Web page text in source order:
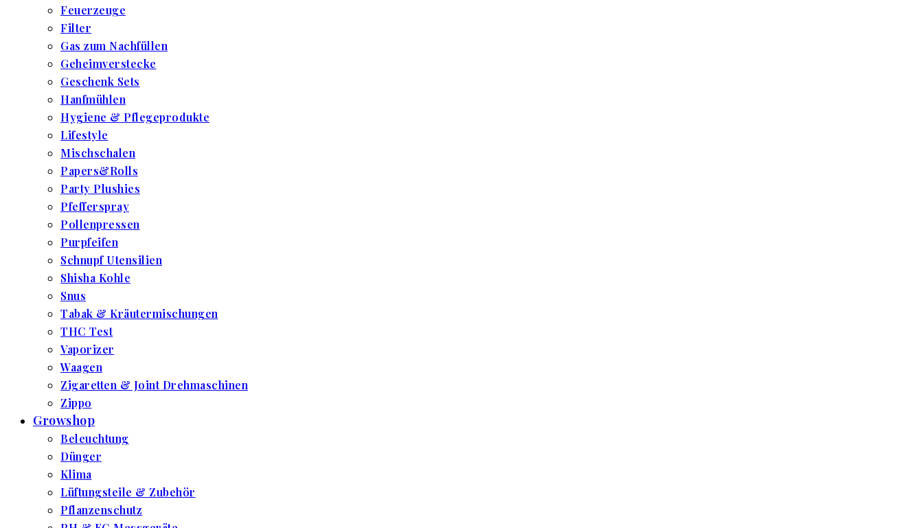
Feuerzeuge
Filter
Gas zum Nachfüllen
Geheimverstecke
Geschenk Sets
Hanfmühlen
Hygiene & Pflegeprodukte
Lifestyle
Mischschalen
Papers&Rolls
Party Plushies
Pfefferspray
Pollenpressen
Purpfeifen
Schnupf Utensilien
Shisha Kohle
Snus
Tabak & Kräutermischungen
THC Test
Vaporizer
Waagen
Zigaretten & Joint Drehmaschinen
Zippo
Growshop
Beleuchtung
Dünger
Klima
Lüftungsteile & Zubehör
Pflanzenschutz